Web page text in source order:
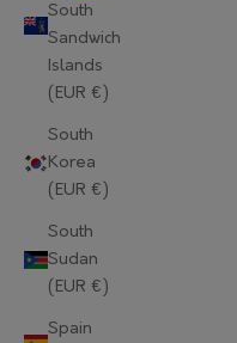
South
Sandwich
Islands
(EUR €)
South
Korea
(EUR €)
South
Sudan
(EUR €)
Spain
Maldives (EUR €)
Mali (EUR €)
Martinique (EUR €)
Mauritius (EUR €)